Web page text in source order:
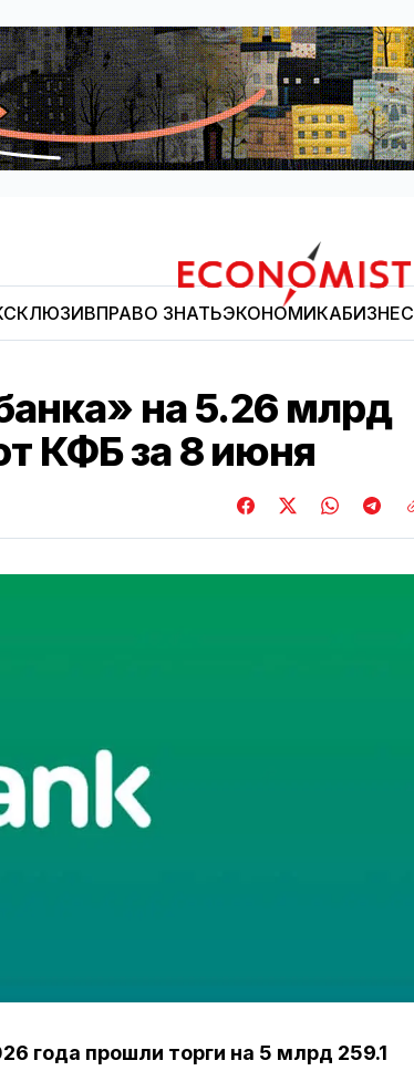
Economist.kg
ПРАВО ЗНАТЬЭКОНОМИКАБИЗНЕС
на 5.26 млрд
КФБ за 8 июня
года прошли торги на 5 млрд 259.1